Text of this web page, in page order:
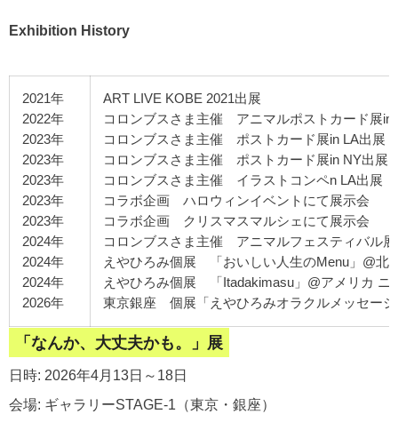
Exhibition History
2021年
2022年
2023年
2023年
2023年
2023年
2023年
2024年
2024年
2024年
2026年
ART LIVE KOBE 2021出展
コロンブスさま主催 アニマルポストカード展in
コロンブスさま主催 ポストカード展in LA出展
コロンブスさま主催 ポストカード展in NY出展
コロンブスさま主催 イラストコンペn LA出展
コラボ企画 ハロウィンイベントにて展示会
コラボ企画 クリスマスマルシェにて展示会
コロンブスさま主催 アニマルフェスティバル展
えやひろみ個展 「おいしい人生のMenu」@
えやひろみ個展 「Itadakimasu」@アメリカ
東京銀座 個展「えやひろみオラクルメッセー
「なんか、大丈夫かも。」展
日時: 2026年4月13日～18日
会場: ギャラリーSTAGE-1（東京・銀座）